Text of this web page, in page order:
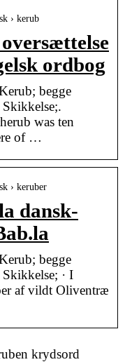
› kerub
ordbog
begge
was ten
of …
› keruber
dansk-
begge
· I
af vildt Oliventræ
krydsord